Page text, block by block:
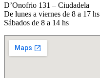
D’Onofrio 131 – Ciudadela
De lunes a viernes de 8 a 17 hs
Sábados de 8 a 14 hs